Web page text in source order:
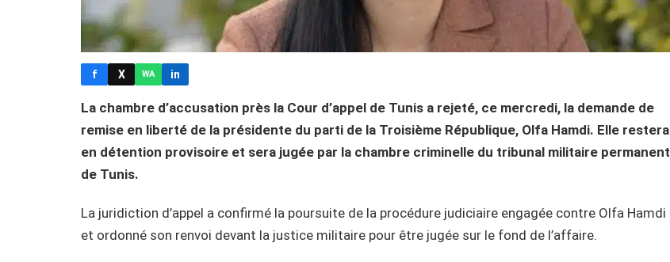
f X WA in
La chambre d’accusation près la Cour d’appel de Tunis a rejeté, ce mercredi, la demande de
remise en liberté de la présidente du parti de la Troisième République, Olfa Hamdi. Elle restera
en détention provisoire et sera jugée par la chambre criminelle du tribunal militaire permanent
de Tunis.
La juridiction d’appel a confirmé la poursuite de la procédure judiciaire engagée contre Olfa Hamdi
et ordonné son renvoi devant la justice militaire pour être jugée sur le fond de l’affaire.